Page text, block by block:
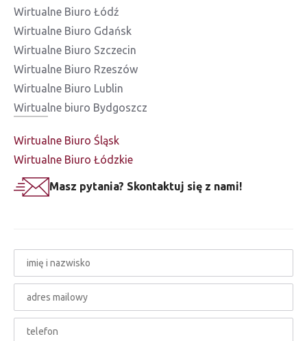
Wirtualne Biuro Łódź
Wirtualne Biuro Gdańsk
Wirtualne Biuro Szczecin
Wirtualne Biuro Rzeszów
Wirtualne Biuro Lublin
Wirtualne biuro Bydgoszcz
Wirtualne Biuro Śląsk
Wirtualne Biuro Łódzkie
Masz pytania? Skontaktuj się z nami!